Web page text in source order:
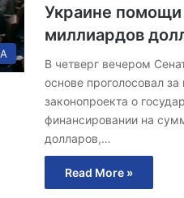
Украине помощи
миллиардов
В четверг вечером
основе проголосовал за
законопроекта о
финансировании на
долларов,…
Read More »